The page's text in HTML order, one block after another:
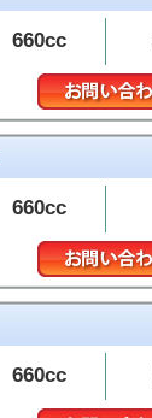
660cc
660cc
660cc